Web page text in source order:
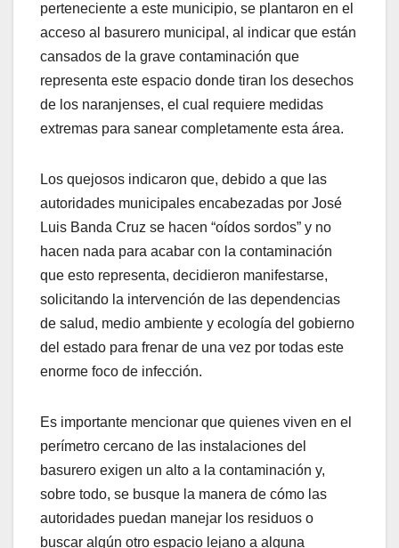
perteneciente a este municipio, se plantaron en el
acceso al basurero municipal, al indicar que están
cansados de la grave contaminación que
representa este espacio donde tiran los desechos
de los naranjenses, el cual requiere medidas
extremas para sanear completamente esta área.
Los quejosos indicaron que, debido a que las
autoridades municipales encabezadas por José
Luis Banda Cruz se hacen “oídos sordos” y no
hacen nada para acabar con la contaminación
que esto representa, decidieron manifestarse,
solicitando la intervención de las dependencias
de salud, medio ambiente y ecología del gobierno
del estado para frenar de una vez por todas este
enorme foco de infección.
Es importante mencionar que quienes viven en el
perímetro cercano de las instalaciones del
basurero exigen un alto a la contaminación y,
sobre todo, se busque la manera de cómo las
autoridades puedan manejar los residuos o
buscar algún otro espacio lejano a alguna